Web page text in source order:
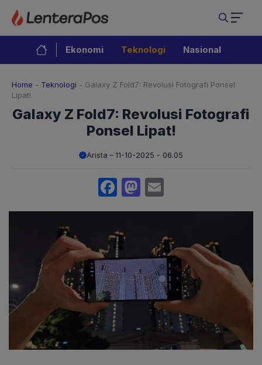
Langsung
isi
Ekonomi Teknologi Nasional
Home - Teknologi - Galaxy Z Fold7: Revolusi Fotografi Ponsel
Lipat!
Galaxy Z Fold7: Revolusi Fotografi
Ponsel Lipat!
Arista 11-10-2025 - 06.05
Facebook
Mastodon